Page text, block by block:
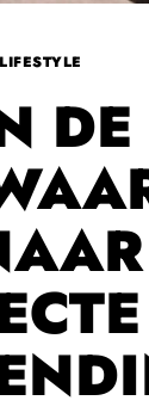
LIFESTYLE